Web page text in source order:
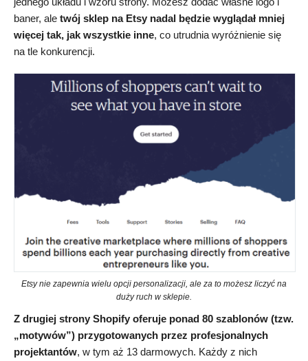
baner, ale twój sklep na Etsy nadal będzie wyglądał mniej
więcej tak, jak wszystkie inne, co utrudnia wyróżnienie się
na tle konkurencji.
Etsy nie zapewnia wielu opcji personalizacji, ale za to możesz liczyć na
duży ruch w sklepie.
Z drugiej strony Shopify oferuje ponad 80 szablonów (tzw.
„motywów”) przygotowanych przez profesjonalnych
projektantów, w tym aż 13 darmowych. Każdy z nich